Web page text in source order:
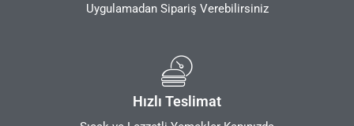
Uygulamadan Sipariş Verebilirsiniz
Hızlı Teslimat